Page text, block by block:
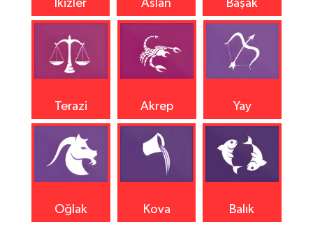
İkizler Aslan Başak
Terazi Akrep Yay
Oğlak Kova Balık